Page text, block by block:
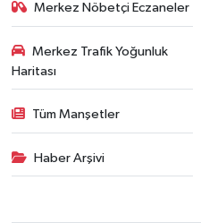
Merkez Nöbetçi Eczaneler
Merkez Trafik Yoğunluk
Haritası
Tüm Manşetler
Haber Arşivi